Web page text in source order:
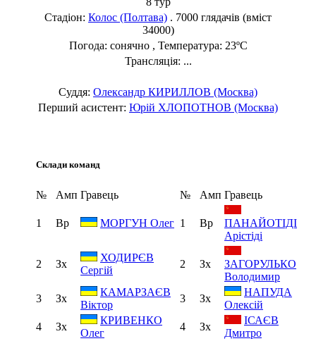
Стадіон: Колос (Полтава) . 7000 глядачів (вміст
34000)
Погода: сонячно , Температура: 23ºC
Трансляція: ...
Суддя: Олександр КИРИЛЛОВ (Москва)
Перший асистент: Юрій ХЛОПОТНОВ (Москва)
Склади команд
№ Амп Гравець № Амп Гравець
1 Вр МОРГУН Олег 1 Вр
ПАНАЙОТІДІ
Арістіді
2 Зх
ХОДИРЄВ
Сергій
2 Зх
ЗАГОРУЛЬКО
Володимир
3
Зх
КАМАРЗАЄВ
Віктор
3 Зх
НАПУДА
Олексій
4
Зх
КРИВЕНКО
Олег
4 Зх
ІСАЄВ
Дмитро